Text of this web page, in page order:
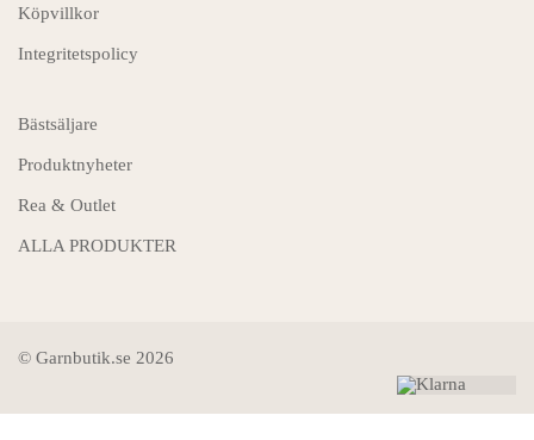
Köpvillkor
Integritetspolicy
Bästsäljare
Produktnyheter
Rea & Outlet
ALLA PRODUKTER
© Garnbutik.se 2026